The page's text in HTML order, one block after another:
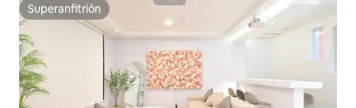
Superanfitrión
Superanfitrión